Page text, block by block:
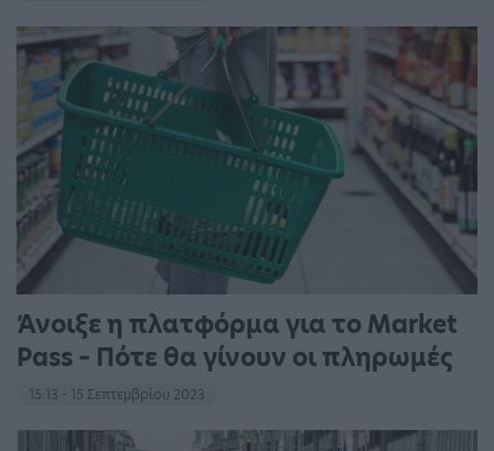
Άνοιξε η πλατφόρμα για το Market
Pass – Πότε θα γίνουν οι πληρωμές
15:13 - 15 Σεπτεμβρίου 2023